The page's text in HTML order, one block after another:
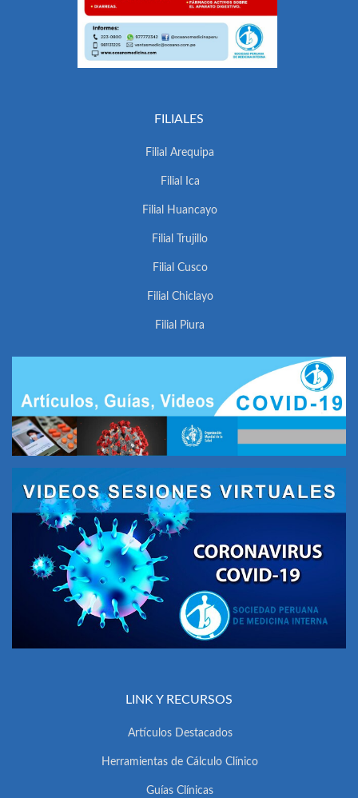
FILIALES
Filial Arequipa
Filial Ica
Filial Huancayo
Filial Trujillo
Filial Cusco
Filial Chiclayo
Filial Piura
LINK Y RECURSOS
Artículos Destacados
Herramientas de Cálculo Clínico
Guías Clínicas